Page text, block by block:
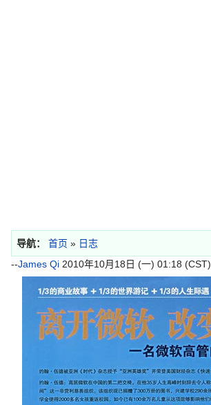
导航： 首页 » 日志
--James Qi 2010年10月18日 (一) 01:18 (CST)